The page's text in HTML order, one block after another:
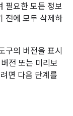
필요한 모든 정보
전에 모두 삭제하
구의 버전을 표시
전 또는 미리보
면 다음 단계를